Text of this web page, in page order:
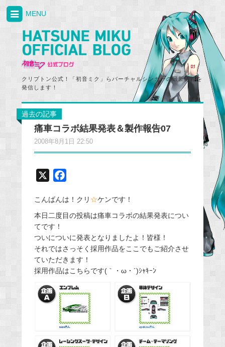
クリプトン公式！「初音ミク」らバーチャルシンガーの最新情報を
発信します！
MENU
過去の記事
痛車コラボ結果発表＆製作報告07
2008年8月1日 22:50
c
e
o
o
k
こんばんは！クリ ☆ケンです！
本日二度目の投稿は痛車コラボの結果発表につい
てです！
ついについに発表となりましたよ！皆様！
それではさっそく採用作品をここでもご紹介させ
ていただきます！
採用作品はこちらです(｀・ω・´)ｼｬｷｰﾝ